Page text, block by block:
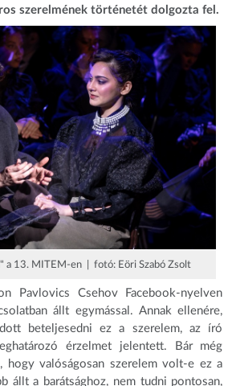
szerelmének történetét dolgozta fel.
a 13. MITEM-en | fotó: Eöri Szabó Zsolt
Pavlovics Csehov Facebook-nyelven
állt egymással. Annak ellenére,
beteljesedni ez a szerelem, az író
érzelmet jelentett. Bár még
hogy valóságosan szerelem volt-e ez a
állt a barátsághoz, nem tudni pontosan,